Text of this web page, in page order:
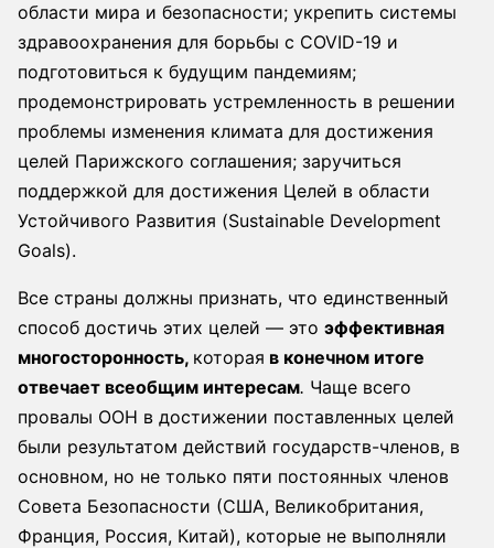
области мира и безопасности; укрепить системы
здравоохранения для борьбы с COVID-19 и
подготовиться к будущим пандемиям;
продемонстрировать устремленность в решении
проблемы изменения климата для достижения
целей Парижского соглашения; заручиться
поддержкой для достижения Целей в области
Устойчивого Развития (Sustainable Development
Goals).
Все страны должны признать, что единственный
способ достичь этих целей — это эффективная
многосторонность, которая в конечном итоге
отвечает всеобщим интересам. Чаще всего
провалы ООН в достижении поставленных целей
были результатом действий государств-членов, в
основном, но не только пяти постоянных членов
Совета Безопасности (США, Великобритания,
Франция, Россия, Китай), которые не выполняли